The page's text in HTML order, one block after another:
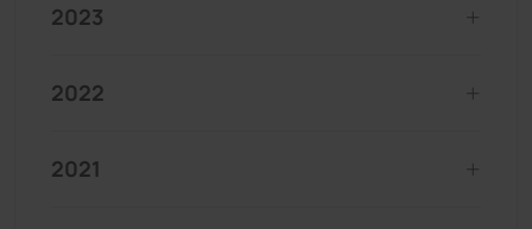
2023
2022
2021